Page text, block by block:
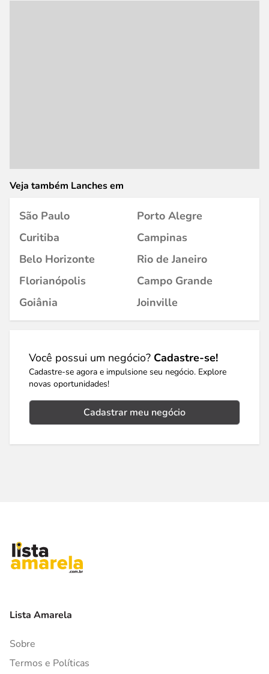
Veja também Lanches em
São Paulo
Porto Alegre
Curitiba
Campinas
Belo Horizonte
Rio de Janeiro
Florianópolis
Campo Grande
Goiânia
Joinville
Você possui um negócio? Cadastre-se!
Cadastre-se agora e impulsione seu negócio. Explore
novas oportunidades!
Cadastrar meu negócio
Lista Amarela
Sobre
Termos e Políticas